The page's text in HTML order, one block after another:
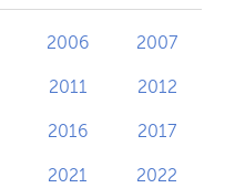
2006 2007
2011 2012
2016 2017
2021 2022